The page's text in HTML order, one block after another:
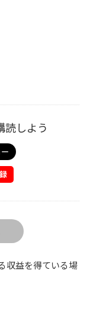
読しよう
収益を得ている場